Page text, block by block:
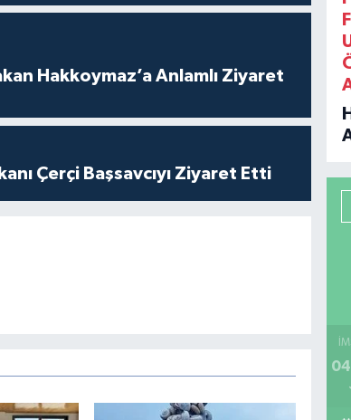
Hakkoymaz’a Anlamlı Ziyaret
Çerçi Başsavcıyı Ziyaret Etti